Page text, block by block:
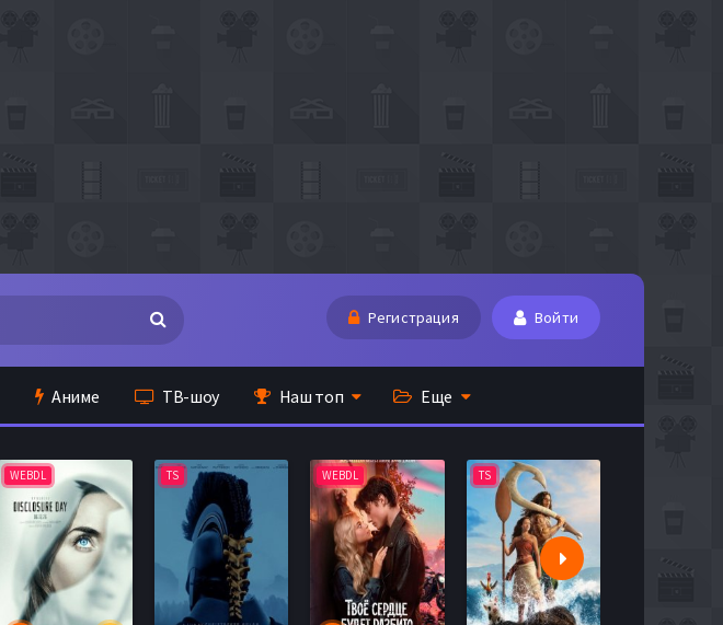
Регистрация Войти
Аниме ТВ-шоу Наш топ Еще
WEBDL TS WEBDL TS